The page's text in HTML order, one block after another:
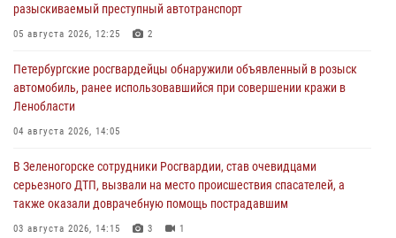
разыскиваемый преступный автотранспорт
05 августа 2026, 12:25 2
Петербургские росгвардейцы обнаружили объявленный в розыск
автомобиль, ранее использовавшийся при совершении кражи в
Ленобласти
04 августа 2026, 14:05
В Зеленогорске сотрудники Росгвардии, став очевидцами
серьезного ДТП, вызвали на место происшествия спасателей, а
также оказали доврачебную помощь пострадавшим
03 августа 2026, 14:15 3 1